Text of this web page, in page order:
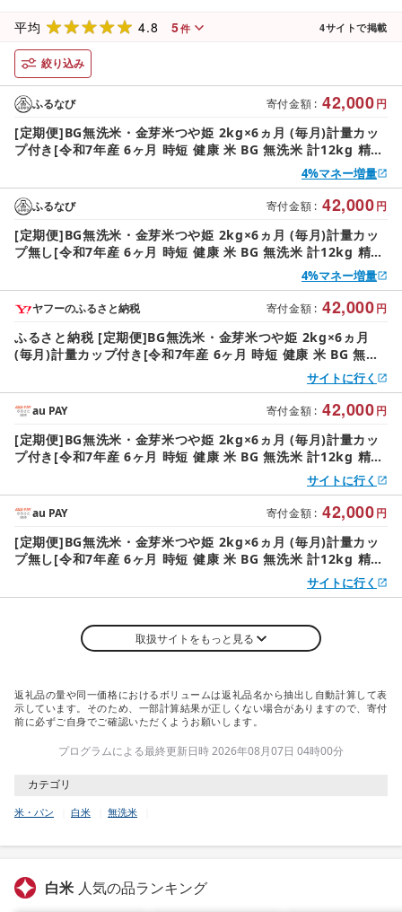
洋ライス おすすめ 島根県 安来市][42-SS-40]
平均 4.8 5件 4サイトで掲載
絞り込み
寄付金額 : 42,000円
ふるなび
[定期便]BG無洗米・金芽米つや姫 2kg×6ヵ月 (毎月)計量カッ
プ付き[令和7年産 6ヶ月 時短 健康 米 BG 無洗米 計12kg 精米
半年間 島根県産 節水 アウトドア キャンプ 東洋ライス おすす
め 島根県 安来市][42-SS-40]
4%マネー増量
寄付金額 : 42,000円
ふるなび
[定期便]BG無洗米・金芽米つや姫 2kg×6ヵ月 (毎月)計量カッ
プ無し[令和7年産 6ヶ月 時短 健康 米 BG 無洗米 計12kg 精米
半年間 島根県産 節水 アウトドア キャンプ 東洋ライス おすす
め 島根県 安来市][42-SS-40-2]
4%マネー増量
寄付金額 : 42,000円
ヤフーのふるさと納税
ふるさと納税 [定期便]BG無洗米・金芽米つや姫 2kg×6ヵ月
(毎月)計量カップ付き[令和7年産 6ヶ月 時短 健康 米 BG 無洗
サイトに行く
寄付金額 : 42,000円
au PAY
[定期便]BG無洗米・金芽米つや姫 2kg×6ヵ月 (毎月)計量カッ
プ付き[令和7年産 6ヶ月 時短 健康 米 BG 無洗米 計12kg 精米
半年間 島根県産 節水 アウトドア キャンプ 東洋ライス おすす
め 島根県 安来市][42-SS-40]
サイトに行く
寄付金額 : 42,000円
au PAY
[定期便]BG無洗米・金芽米つや姫 2kg×6ヵ月 (毎月)計量カッ
プ無し[令和7年産 6ヶ月 時短 健康 米 BG 無洗米 計12kg 精米
半年間 島根県産 節水 アウトドア キャンプ 東洋ライス おすす
め 島根県 安来市][42-SS-40-2]
サイトに行く
取扱サイトをもっと見る
返礼品の量や同一価格におけるボリュームは返礼品名から抽出し自動計算して表
示しています。そのため、一部計算結果が正しくない場合がありますので、寄付
前に必ずご自身でご確認いただくようお願いします。
プログラムによる最終更新日時 2026年08月07日 04時00分
カテゴリ
米・パン 白米 無洗米
白米 人気の品ランキング